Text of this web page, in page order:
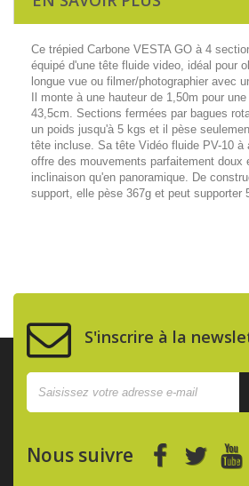
Ce trépied Carbone VESTA GO à 4
équipé d'une tête fluide video, idéal pour
longue vue ou filmer/photographier avec
Il monte à une hauteur de 1,50m pour
43,5cm. Sections fermées par bagues
un poids jusqu'à 5 kgs et il pèse
tête incluse. Sa tête Vidéo fluide PV-10 à
offre des mouvements parfaitement doux
inclinaison qu'en panoramique. De
support, elle pèse 367g et peut supporter
S'inscrire à la
Nous suivre